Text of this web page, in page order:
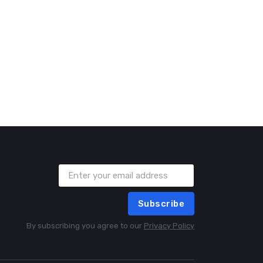
Subscribe
By subscribing you agree to our Privacy Policy